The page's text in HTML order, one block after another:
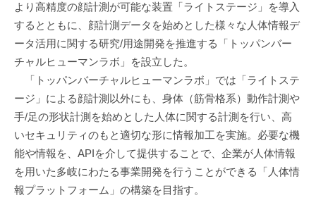
より高精度の顔計測が可能な装置「ライトステージ」を導入
するとともに、顔計測データを始めとした様々な人体情報デ
ータ活用に関する研究/用途開発を推進する「トッパンバー
チャルヒューマンラボ」を設立した。
「トッパンバーチャルヒューマンラボ」では「ライトステ
ージ」による顔計測以外にも、身体（筋骨格系）動作計測や
手/足の形状計測を始めとした人体に関する計測を行い、高
いセキュリティのもと適切な形に情報加工を実施。必要な機
能や情報を、APIを介して提供することで、企業が人体情報
を用いた多岐にわたる事業開発を行うことができる「人体情
報プラットフォーム」の構築を目指す。